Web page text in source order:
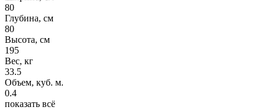
80
Глубина, см
80
Высота, см
195
Вес, кг
33.5
Объем, куб. м.
0.4
показать всё